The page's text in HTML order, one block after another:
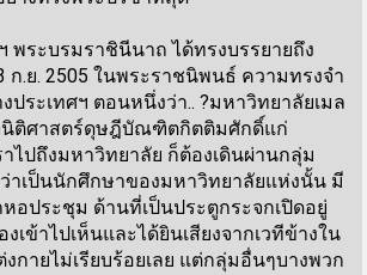
พระบรมราชินีนาถ ได้ทรงบรรยายถึง
ก.ย. 2505 ในพระราชนิพนธ์ ความทรงจำ
ประเทศฯ ตอนหนึ่งว่า.. ?มหาวิทยาลัยเมล
นิติศาสตร์ดุษฎีบัณฑิตกิตติมศักดิ์แก่
าไปถึงมหาวิทยาลัย ก็ต้องเดินผ่านกลุ่ม
าเป็นนักศึกษาของมหาวิทยาลัยแห่งนั้น มี
อประชุม ด้านที่เป็นประตูกระจกเปิดอยู่
เข้าไปเห็นและได้ยินเสียงจากเวทีข้างใน
กายไม่เรียบร้อยเลย แต่กลุ่มอื่นๆบางพวก